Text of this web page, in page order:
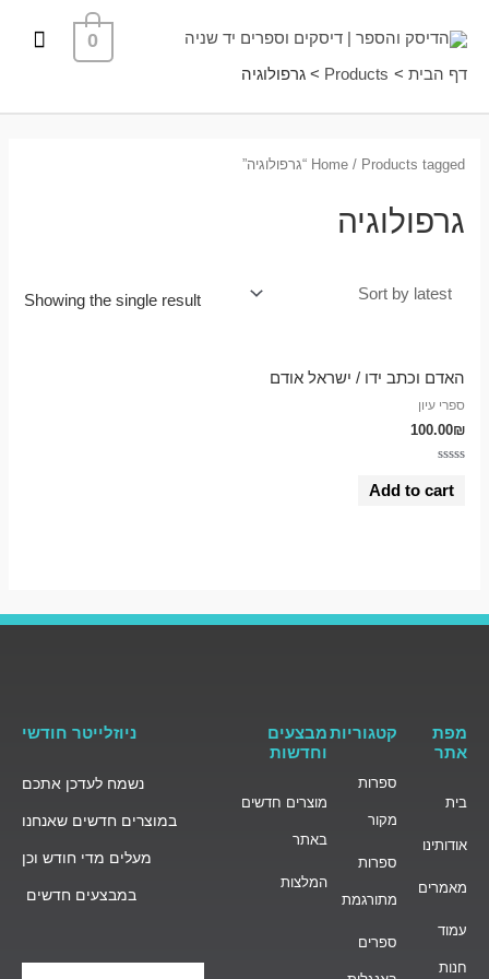
0
דף הבית Products גרפולוגיה
Home/ Products tagged “גרפולוגיה”
גרפולוגיה
Showing the single result
האדם וכתב ידו / ישראל אודם
ספרי עיון
100.00₪
out
Add to cart
מפת
אתר
בית
אודותינו
מאמרים
עמוד
חנות
קטגוריות
ספרות
מקור
ספרות
מתורגמת
ספרים
מבצעים
וחדשות
מוצרים חדשים
באתר
המלצות
ניוזלייטר חודשי
נשמח לעדכן אתכם
במוצרים חדשים שאנחנו
מעלים מדי חודש וכן
במבצעים חדשים